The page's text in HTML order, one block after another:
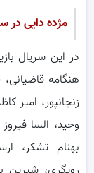
مژده دایی در
در این سریال
هنگامه
زنجانپور، امیر
وحید، السا
بهنام تشکر،